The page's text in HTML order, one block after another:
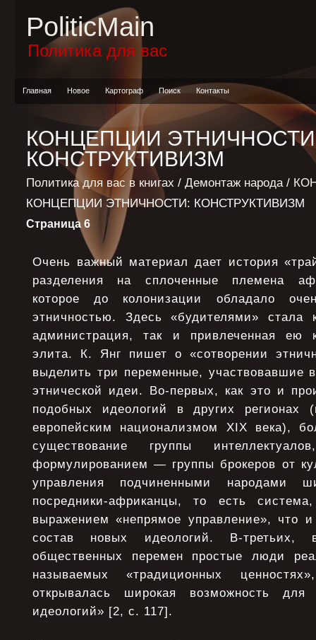
PoliticMain
Политика для вас
Главная Новое Картограф Поиск Контакты
КОНЦЕПЦИИ
КОНСТРУКТИВИЗМ
Политика для вас в книгах / Демонтаж народа/
КОНЦЕПЦИИ ЭТНИЧНОСТИ: КОНСТРУКТИВИЗМ
Страница 6
Очень важный материал дает история
разделения на сплоченные племена
которое до колонизации обладало
этничностью. Здесь «будителями» стала
администрация, так и привлеченная ею
элита. К. Янг пишет о «сотворении
выделить три переменные, участвовавшие
этнической идеи. Во-первых, как это и
подобных идеологий в других регионах
европейским национализмом XIX века),
существование группы
формулированием — группы брокеров от
управления подчиненными народами
посредники-африканцы, то есть
выражением «непрямое управление», что
состав новых идеологий. В-третьих,
общественных перемен простые люди
называемых «традиционных
открывалась широкая возможность
идеологий» [2, с. 117].